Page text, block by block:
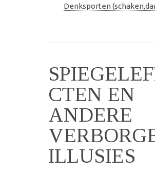
Denksporten
CTEN EN
ANDERE
ILLUSIES